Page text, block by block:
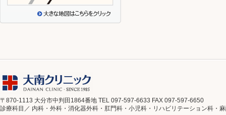
〒870-1113 大分市中判田1864番地 TEL 097-597-6633 FAX 097-597-6650
診療科目／ 内科・外科・消化器外科・肛門科・小児科・リハビリテーション科・